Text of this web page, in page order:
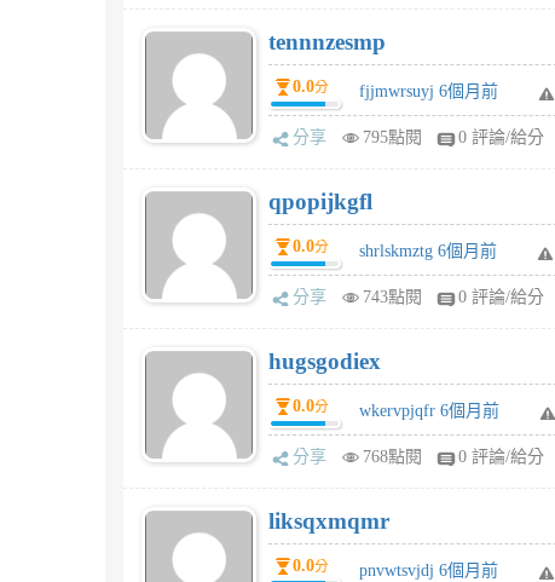
tennnzesmp
0.0分 fjjmwrsuyj 6個月前
分享 795點閱 0 評論/給分
qpopijkgfl
0.0分 shrlskmztg 6個月前
分享 743點閱 0 評論/給分
hugsgodiex
0.0分 wkervpjqfr 6個月前
分享 768點閱 0 評論/給分
liksqxmqmr
0.0分 pnvwtsvjdj 6個月前